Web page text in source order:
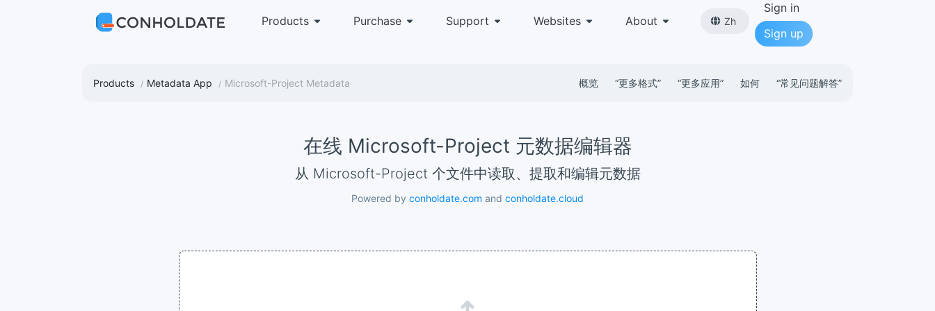
Products Purchase Support Websites About Zh
Sign in
Sign up
Products Metadata App Microsoft-Project Metadata 概览 “更多格式” “更多应用” 如何 “常见问题解答”
在线 Microsoft-Project 元数据编辑器
从 Microsoft-Project 个文件中读取、提取和编辑元数据
Powered by conholdate.com and conholdate.cloud